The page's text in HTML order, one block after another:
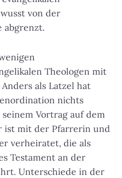
von der
abgrenzt.
Theologen mit
als Latzel hat
nichts
Vortrag auf dem
ist mit der Pfarrerin und
verheiratet, die als
Testament an der
Unterschiede in der